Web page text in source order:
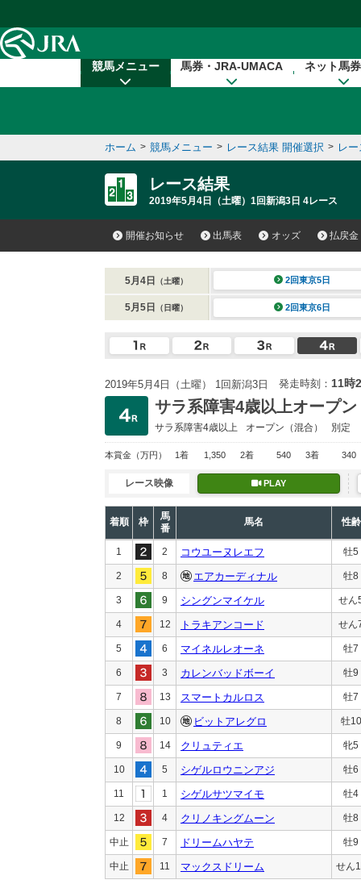
競馬メニュー 馬券・JRA-UMACA ネット馬
ホーム > 競馬メニュー > レース結果 開催選択 > レ
レース結果
2019年5月4日（土曜）1回新潟3日 4レース
開催お知らせ 出馬表 オッズ 払戻金
5月4日 （土曜） 2回東京5日
5月5日 （日曜） 2回東京6日
2019年5月4日（土曜） 1回新潟3日 発走時刻： 11時
サラ系障害4歳以上オープン
サラ系障害4歳以上 オープン （混合） 別定
本賞金 （万円） 1着 1,350 2着 540 3着 340
レース映像 PLAY
着順 枠
馬
番
馬名 性齢
1 2 コウユーヌレエフ 牡5
2 8 エアカーディナル 牡8
3 9 シングンマイケル せん
4 12 トラキアンコード せん
5 6 マイネルレオーネ 牡7
6 3 カレンバッドボーイ 牡9
7 13 スマートカルロス 牡7
8 10 ビットアレグロ 牡10
9 14 クリュティエ 牝5
10 5 シゲルロウニンアジ 牡6
11 1 シゲルサツマイモ 牡4
12 4 クリノキングムーン 牡8
中止 7 ドリームハヤテ 牡9
中止 11 マックスドリーム せん